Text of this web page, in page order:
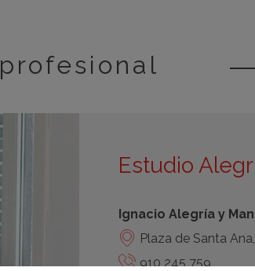
profesional
Estudio
Ignacio Alegría y
Plaza de Santa
910 245 759